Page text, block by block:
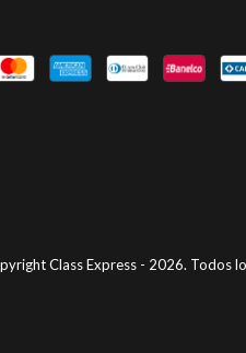
Class Express - 2026. Todos